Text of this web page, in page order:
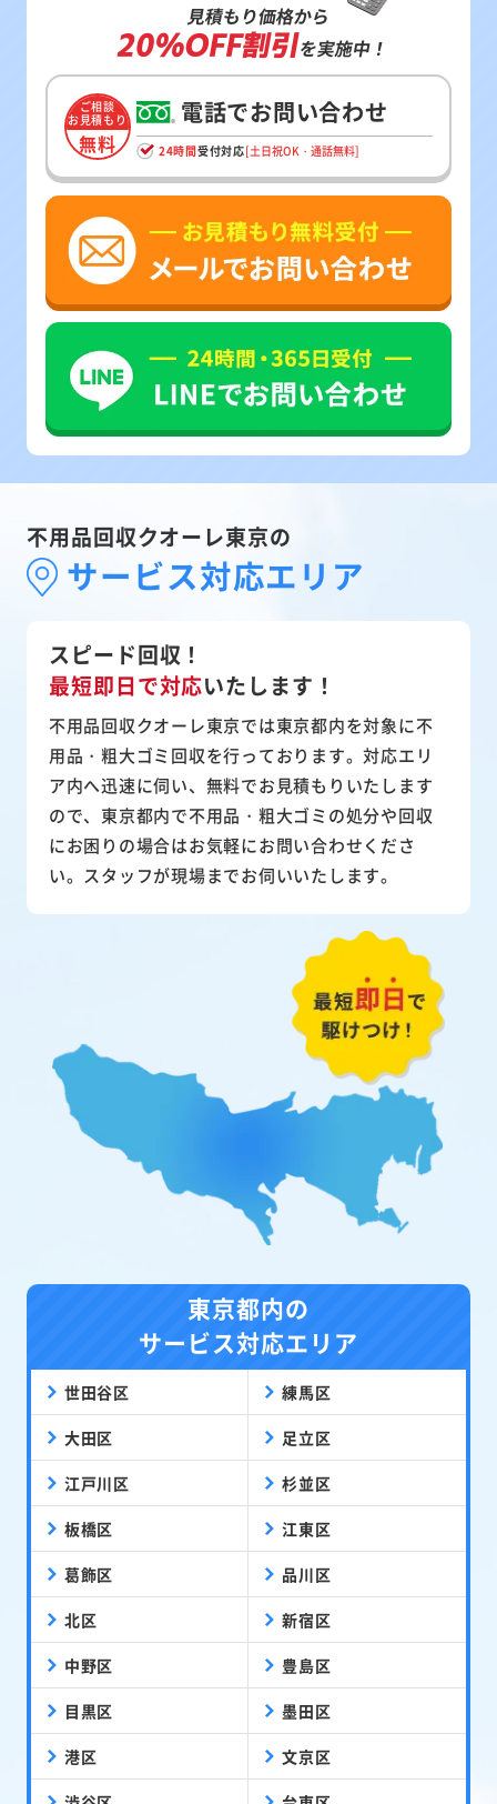
見積もり価格から
20%OFF割引を実施中！
ご相談
お見積もり
無料
電話でお問い合わせ
24時間受付対応[土日祝OK・通話無料]
不用品回収クオーレ東京の
サービス対応エリア
スピード回収！
最短即日で対応いたします！
不用品回収クオーレ東京では東京都内を対象に不
用品・粗大ゴミ回収を行っております。対応エリ
ア内へ迅速に伺い、無料でお見積もりいたします
ので、東京都内で不用品・粗大ゴミの処分や回収
にお困りの場合はお気軽にお問い合わせくださ
い。スタッフが現場までお伺いいたします。
東京都内の
サービス対応エリア
世田谷区 練馬区
大田区 足立区
江戸川区 杉並区
板橋区 江東区
葛飾区 品川区
北区 新宿区
中野区 豊島区
目黒区 墨田区
港区 文京区